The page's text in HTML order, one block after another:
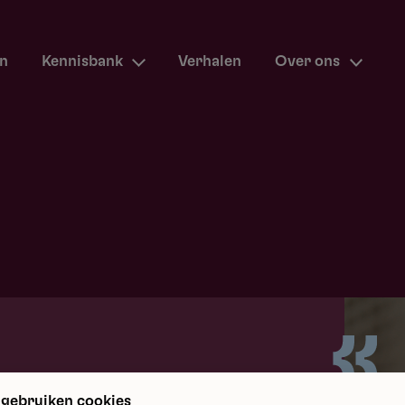
Kennisbank Verhalen Over ons
cookies